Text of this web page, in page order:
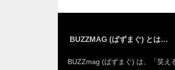
BUZZMAG (ばずまぐ) とは…
BUZZmag (ばずまぐ) は、「笑え